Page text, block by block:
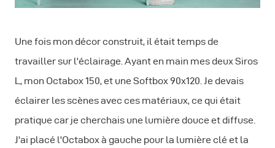
Une fois mon décor construit, il était temps de
travailler sur l'éclairage. Ayant en main mes deux Siros
L, mon Octabox 150, et une Softbox 90x120. Je devais
éclairer les scènes avec ces matériaux, ce qui était
pratique car je cherchais une lumière douce et diffuse.
J'ai placé l'Octabox à gauche pour la lumière clé et la